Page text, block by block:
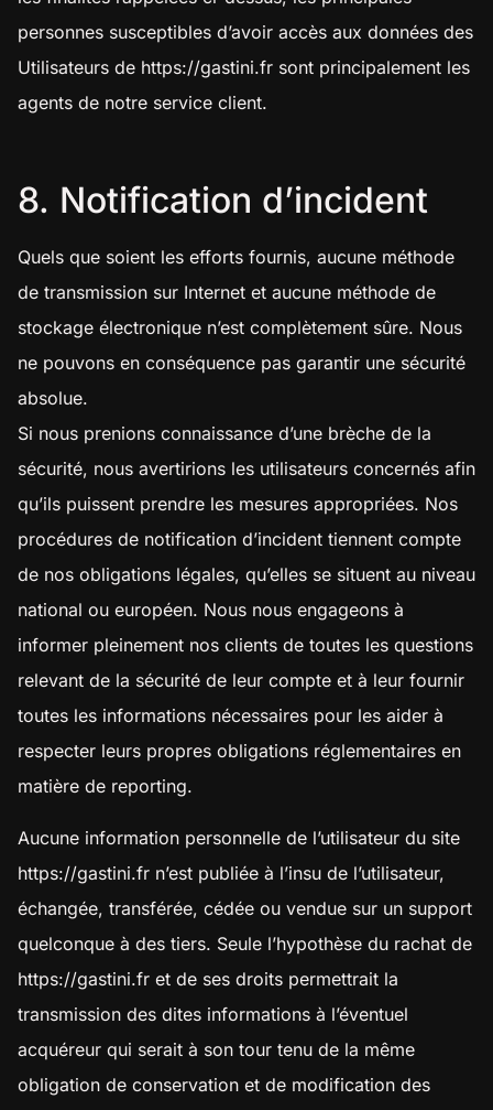
personnes susceptibles d’avoir accès aux données des
Utilisateurs de https://gastini.fr sont principalement les
agents de notre service client.
8. Notification d’incident
Quels que soient les efforts fournis, aucune méthode
de transmission sur Internet et aucune méthode de
stockage électronique n’est complètement sûre. Nous
ne pouvons en conséquence pas garantir une sécurité
absolue.
Si nous prenions connaissance d’une brèche de la
sécurité, nous avertirions les utilisateurs concernés afin
qu’ils puissent prendre les mesures appropriées. Nos
procédures de notification d’incident tiennent compte
de nos obligations légales, qu’elles se situent au niveau
national ou européen. Nous nous engageons à
informer pleinement nos clients de toutes les questions
relevant de la sécurité de leur compte et à leur fournir
toutes les informations nécessaires pour les aider à
respecter leurs propres obligations réglementaires en
matière de reporting.
Aucune information personnelle de l’utilisateur du site
https://gastini.fr n’est publiée à l’insu de l’utilisateur,
échangée, transférée, cédée ou vendue sur un support
quelconque à des tiers. Seule l’hypothèse du rachat de
https://gastini.fr et de ses droits permettrait la
transmission des dites informations à l’éventuel
acquéreur qui serait à son tour tenu de la même
obligation de conservation et de modification des